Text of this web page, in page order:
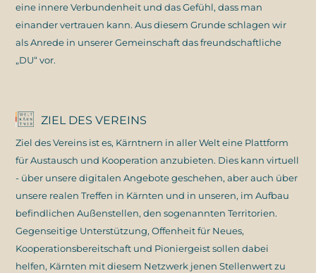
eine innere Verbundenheit und das Gefühl, dass man
einander vertrauen kann. Aus diesem Grunde schlagen wir
als Anrede in unserer Gemeinschaft das freundschaftliche
„DU“ vor.
ZIEL DES VEREINS
Ziel des Vereins ist es, Kärntnern in aller Welt eine Plattform
für Austausch und Kooperation anzubieten. Dies kann virtuell
- über unsere digitalen Angebote geschehen, aber auch über
unsere realen Treffen in Kärnten und in unseren, im Aufbau
befindlichen Außenstellen, den sogenannten Territorien.
Gegenseitige Unterstützung, Offenheit für Neues,
Kooperationsbereitschaft und Pioniergeist sollen dabei
helfen, Kärnten mit diesem Netzwerk jenen Stellenwert zu